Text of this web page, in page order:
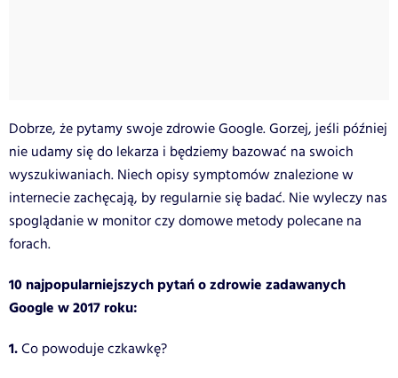
Dobrze, że pytamy swoje zdrowie Google. Gorzej, jeśli później
nie udamy się do lekarza i będziemy bazować na swoich
wyszukiwaniach. Niech opisy symptomów znalezione w
internecie zachęcają, by regularnie się badać. Nie wyleczy nas
spoglądanie w monitor czy domowe metody polecane na
forach.
10 najpopularniejszych pytań o zdrowie zadawanych
Google w 2017 roku:
1.Co powoduje czkawkę?